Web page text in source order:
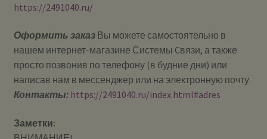
https://2491040.ru/
Оформить заказВы можете самостоятельно в
нашем интернет-магазине Системы Cвязи, а также
просто позвонив по телефону (в будние дни) или
написав нам в мессенджер или на электронную почту.
Контакты: https://2491040.ru/index.html#adres
Заметки: